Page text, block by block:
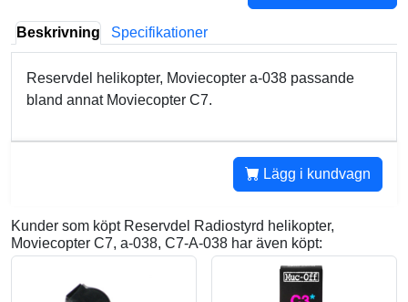
Beskrivning Specifikationer
Reservdel helikopter, Moviecopter a-038 passande
bland annat Moviecopter C7.
Lägg i kundvagn
Kunder som köpt Reservdel Radiostyrd helikopter,
Moviecopter C7, a-038, C7-A-038 har även köpt: